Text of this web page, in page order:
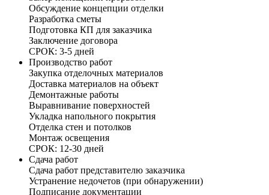
Обсуждение концепции отделки
Разработка сметы
Подготовка КП для заказчика
Заключение договора
СРОК: 3-5 дней
Производство работ
Закупка отделочных материалов
Доставка материалов на объект
Демонтажные работы
Выравнивание поверхностей
Укладка напольного покрытия
Отделка стен и потолков
Монтаж освещения
СРОК: 12-30 дней
Сдача работ
Сдача работ представителю заказчика
Устранение недочетов (при обнаружении)
Подписание документации